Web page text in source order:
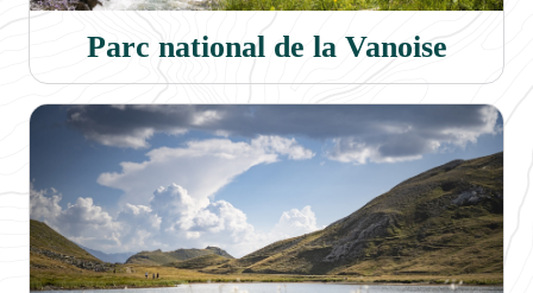
Parc national de la Vanoise